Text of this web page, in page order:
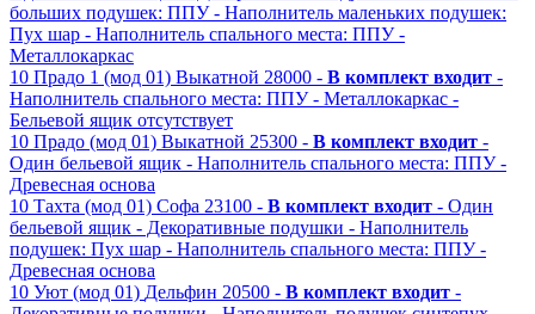
больших подушек: ППУ - Наполнитель маленьких подушек:
Пух шар - Наполнитель спального места: ППУ -
Металлокаркас
10 Прадо 1 (мод 01) Выкатной 28000 - В комплект входит -
Наполнитель спального места: ППУ - Металлокаркас -
Бельевой ящик отсутствует
10 Прадо (мод 01) Выкатной 25300 - В комплект входит -
Один бельевой ящик - Наполнитель спального места: ППУ -
Древесная основа
10 Тахта (мод 01) Софа 23100 - В комплект входит - Один
бельевой ящик - Декоративные подушки - Наполнитель
подушек: Пух шар - Наполнитель спального места: ППУ -
Древесная основа
10 Уют (мод 01) Дельфин 20500 - В комплект входит -